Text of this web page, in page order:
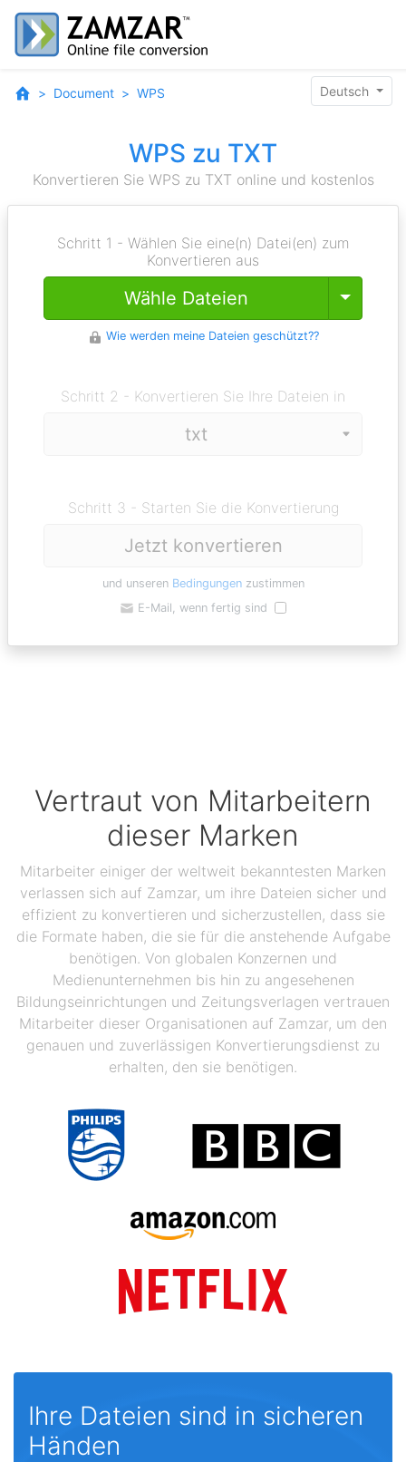
Document WPS Deutsch
WPS zu TXT
Konvertieren Sie WPS zu TXT online und kostenlos
Schritt 1 - Wählen Sie eine(n) Datei(en) zum
Konvertieren aus
Wähle Dateien Toggle
Wie werden meine Dateien geschützt??
Schritt 2 - Konvertieren Sie Ihre Dateien in
Schritt 3 - Starten Sie die Konvertierung
Jetzt konvertieren
und unseren Bedingungenzustimmen
E-Mail, wenn fertig sind
Vertraut von Mitarbeitern
dieser Marken
Mitarbeiter einiger der weltweit bekanntesten Marken
verlassen sich auf Zamzar, um ihre Dateien sicher und
effizient zu konvertieren und sicherzustellen, dass sie
die Formate haben, die sie für die anstehende Aufgabe
benötigen. Von globalen Konzernen und
Medienunternehmen bis hin zu angesehenen
Bildungseinrichtungen und Zeitungsverlagen vertrauen
Mitarbeiter dieser Organisationen auf Zamzar, um den
genauen und zuverlässigen Konvertierungsdienst zu
erhalten, den sie benötigen.
Ihre Dateien sind in sicheren
Händen